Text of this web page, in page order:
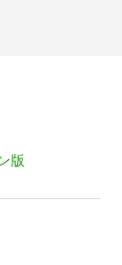
版